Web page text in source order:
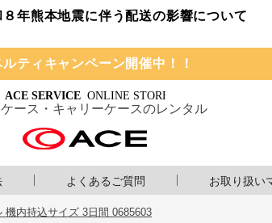
８年熊本地震に伴う配送の影響について
ルティキャンペーン開催中！！
ース・キャリーケースのレンタル
よくあるご質問 お取り扱い
内持込サイズ 3日間 0685603